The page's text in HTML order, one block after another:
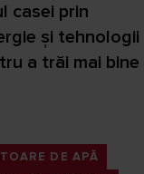
casei prin
și tehnologii
a trăi mai bine
DE APĂ